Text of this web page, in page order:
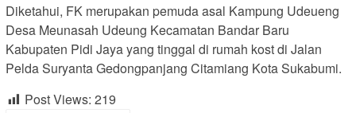
Diketahui, FK merupakan pemuda asal Kampung Udeueng
Desa Meunasah Udeung Kecamatan Bandar Baru
Kabupaten Pidi Jaya yang tinggal di rumah kost di Jalan
Pelda Suryanta Gedongpanjang Citamiang Kota Sukabumi.
Post Views: 219